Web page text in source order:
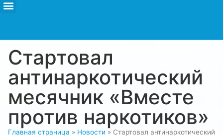
Стартовал
антинаркотический
месячник «Вместе
против наркотиков»
Главная страница » Новости » Стартовал антинаркотический